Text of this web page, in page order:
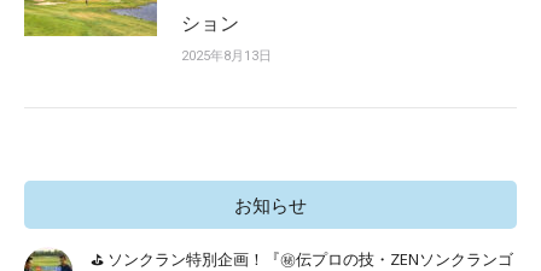
ション
2025年8月13日
お知らせ
⛳ ソンクラン特別企画！『㊙️伝プロの技・ZENソンクランゴ